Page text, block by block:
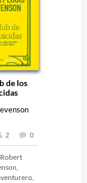
de los
2 0